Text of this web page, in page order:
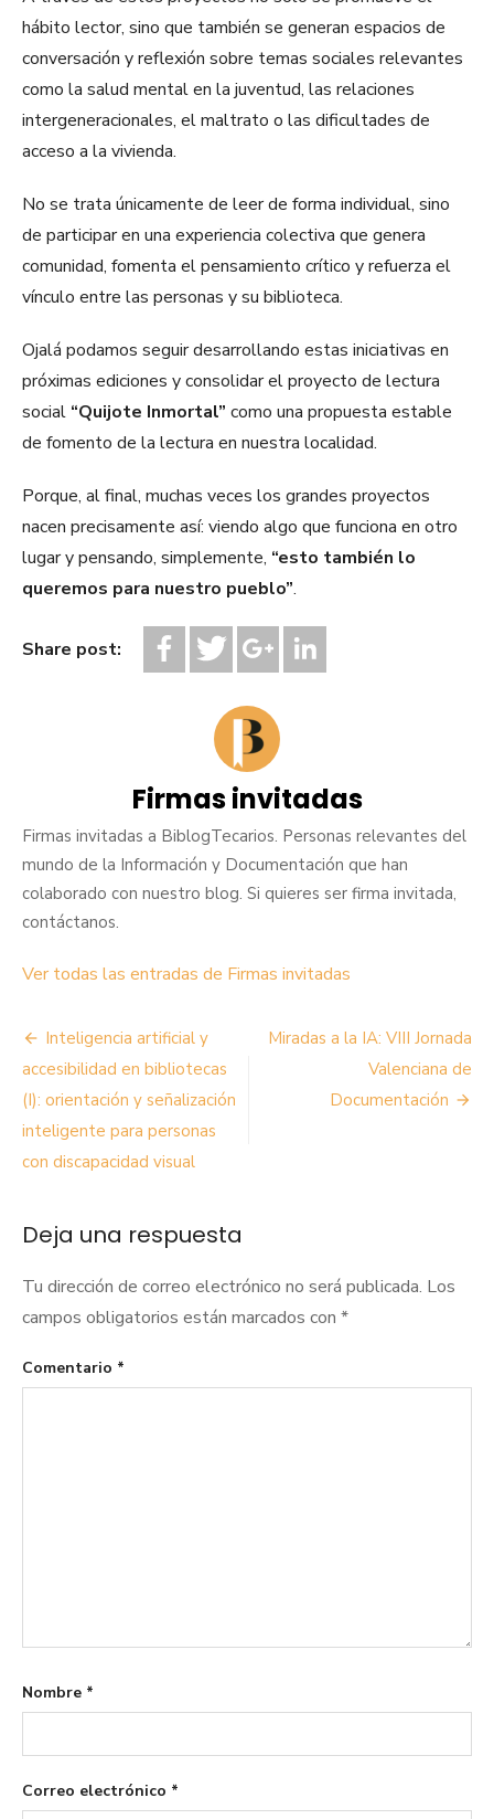
hábito lector, sino que también se generan espacios de
conversación y reflexión sobre temas sociales relevantes
como la salud mental en la juventud, las relaciones
intergeneracionales, el maltrato o las dificultades de
acceso a la vivienda.
No se trata únicamente de leer de forma individual, sino
de participar en una experiencia colectiva que genera
comunidad, fomenta el pensamiento crítico y refuerza el
vínculo entre las personas y su biblioteca.
Ojalá podamos seguir desarrollando estas iniciativas en
próximas ediciones y consolidar el proyecto de lectura
social “Quijote Inmortal” como una propuesta estable
de fomento de la lectura en nuestra localidad.
Porque, al final, muchas veces los grandes proyectos
nacen precisamente así: viendo algo que funciona en otro
lugar y pensando, simplemente, “esto también lo
queremos para nuestro pueblo”.
Share post:
Firmas invitadas
Firmas invitadas a BiblogTecarios. Personas relevantes del
mundo de la Información y Documentación que han
colaborado con nuestro blog. Si quieres ser firma invitada,
contáctanos.
Ver todas las entradas de Firmas invitadas
Navegación
de
entradas
Inteligencia artificial y
accesibilidad en bibliotecas
(I): orientación y señalización
inteligente para personas
con discapacidad visual
Miradas a la IA: VIII Jornada
Valenciana de
Documentación
Deja una respuesta
Tu dirección de correo electrónico no será publicada. Los
campos obligatorios están marcados con *
Comentario *
Nombre *
Correo electrónico *